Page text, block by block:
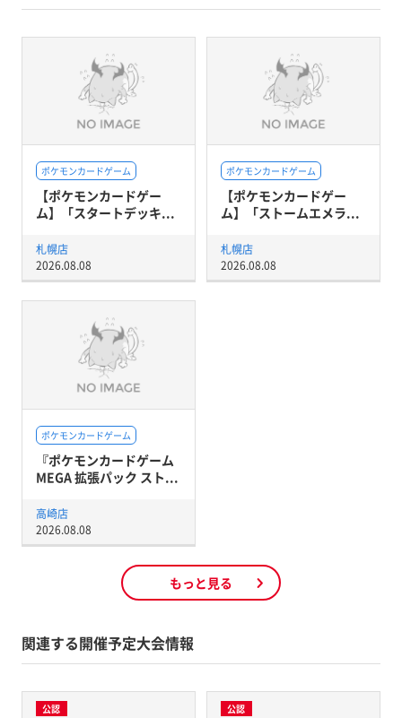
ポケモンカードゲーム
【ポケモンカードゲー
ム】「スタートデッキ...
札幌店
2026.08.08
ポケモンカードゲーム
【ポケモンカードゲー
ム】「ストームエメラ...
札幌店
2026.08.08
ポケモンカードゲーム
『ポケモンカードゲーム
MEGA 拡張パック スト...
高崎店
2026.08.08
もっと見る
関連する開催予定大会情報
公認 公認